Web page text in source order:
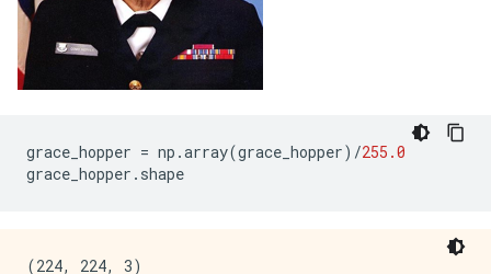
grace_hopper = np .array(grace_hopper) /255.0
grace_hopper . shape